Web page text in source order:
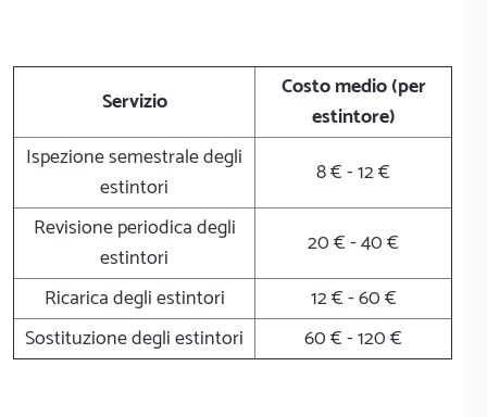
Servizio
Costo medio (per
estintore)
Ispezione semestrale degli
estintori
8 € - 12 €
Revisione periodica degli
estintori
20 € - 40 €
Ricarica degli estintori
12 € - 60 €
Sostituzione degli estintori
60 € - 120 €